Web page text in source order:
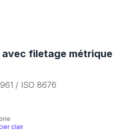
filetage métrique
/ ISO 8676
clair